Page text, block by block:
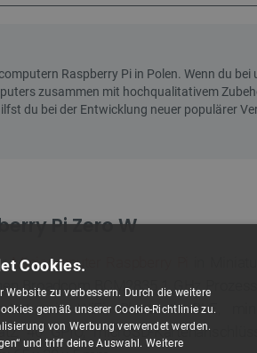
Pi Zero W
Minicomputer Raspberry Pi
in
Broadcom BCM2835 1 GHz
mit: WiFi, Bluetooth BLE,
40 GPIO, microSD-
Cookies.
zu verbessern. Durch die weitere
gemäß unserer Cookie-Richtlinie zu.
von Werbung verwendet werden.
und triff deine Auswahl.Weitere